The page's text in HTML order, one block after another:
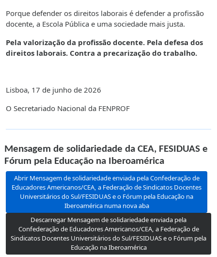
Porque defender os direitos laborais é defender a profissão
docente, a Escola Pública e uma sociedade mais justa.
Pela valorização da profissão docente. Pela defesa dos
direitos laborais. Contra a precarização do trabalho.
Lisboa, 17 de junho de 2026
O Secretariado Nacional da FENPROF
Mensagem de solidariedade da CEA, FESIDUAS e
Fórum pela Educação na Iberoamérica
Abrir Mensagem de solidariedade enviada pela Confederação de
Educadores Americanos/CEA, a Federação de Sindicatos Docentes
Universitários do Sul/FESIDUAS e o Fórum pela Educação na
Iberoamérica numa nova aba
Descarregar Mensagem de solidariedade enviada pela
Confederação de Educadores Americanos/CEA, a Federação de
Sindicatos Docentes Universitários do Sul/FESIDUAS e o Fórum pela
Educação na Iberoamérica